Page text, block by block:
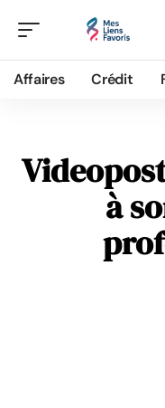
Affaires Crédit
à